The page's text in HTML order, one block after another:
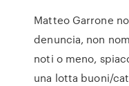
Matteo Garrone
denuncia, non
noti o meno,
una lotta buoni/